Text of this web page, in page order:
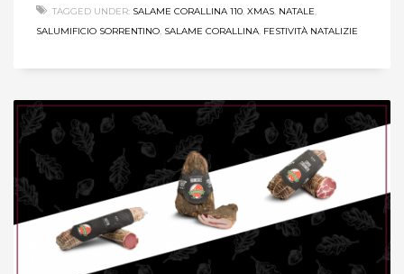
TAGGED UNDER: SALAME CORALLINA 110, XMAS, NATALE,
SALUMIFICIO SORRENTINO, SALAME CORALLINA, FESTIVITÀ NATALIZIE